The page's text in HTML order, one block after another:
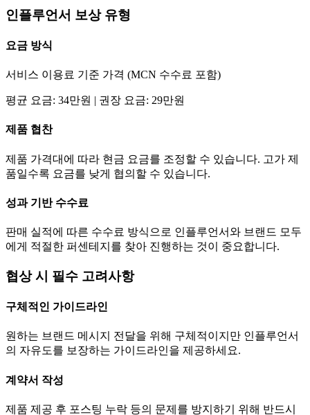
인플루언서 보상 유형
요금 방식
서비스 이용료 기준 가격 (MCN 수수료 포함)
평균 요금: 34만원 | 권장 요금: 29만원
제품 협찬
제품 가격대에 따라 현금 요금를 조정할 수 있습니다. 고가 제
품일수록 요금를 낮게 협의할 수 있습니다.
성과 기반 수수료
판매 실적에 따른 수수료 방식으로 인플루언서와 브랜드 모두
에게 적절한 퍼센테지를 찾아 진행하는 것이 중요합니다.
협상 시 필수 고려사항
구체적인 가이드라인
원하는 브랜드 메시지 전달을 위해 구체적이지만 인플루언서
의 자유도를 보장하는 가이드라인을 제공하세요.
계약서 작성
제품 제공 후 포스팅 누락 등의 문제를 방지하기 위해 반드시